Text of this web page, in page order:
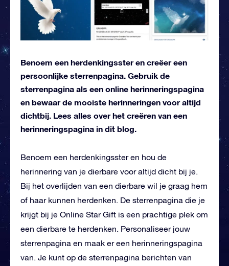
Benoem een herdenkingsster en creëer een
persoonlijke sterrenpagina. Gebruik de
sterrenpagina als een online herinneringspagina
en bewaar de mooiste herinneringen voor altijd
dichtbij. Lees alles over het creëren van een
herinneringspagina in dit blog.
Benoem een herdenkingsster en hou de
herinnering van je dierbare voor altijd dicht bij je.
Bij het overlijden van een dierbare wil je graag hem
of haar kunnen herdenken. De sterrenpagina die je
krijgt bij je Online Star Gift is een prachtige plek om
een dierbare te herdenken. Personaliseer jouw
sterrenpagina en maak er een herinneringspagina
van. Je kunt op de sterrenpagina berichten van